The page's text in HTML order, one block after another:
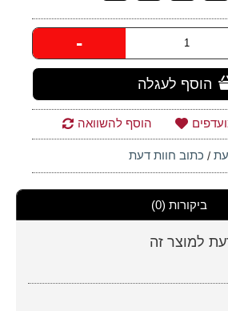
-
הוסף לעגלה
הוסף להשוואה
/ כתוב חוות דעת
ביקורות (0)
למוצר זה